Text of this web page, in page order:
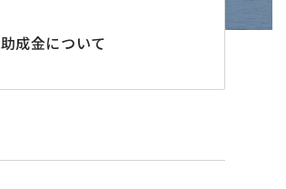
助成金について